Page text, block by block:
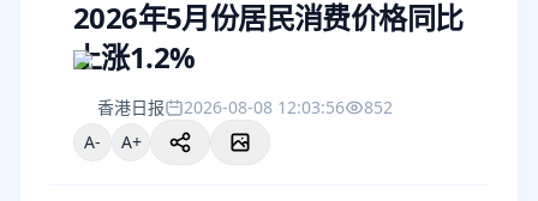
2026年5月份居民消费价格同比
上涨1.2%
香港日报 2026-08-08 12:03:56
852
A-
A+